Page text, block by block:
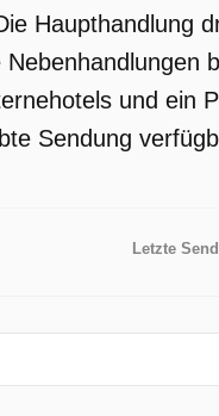
Haupthandlung
und ein
Sendung
Letzte